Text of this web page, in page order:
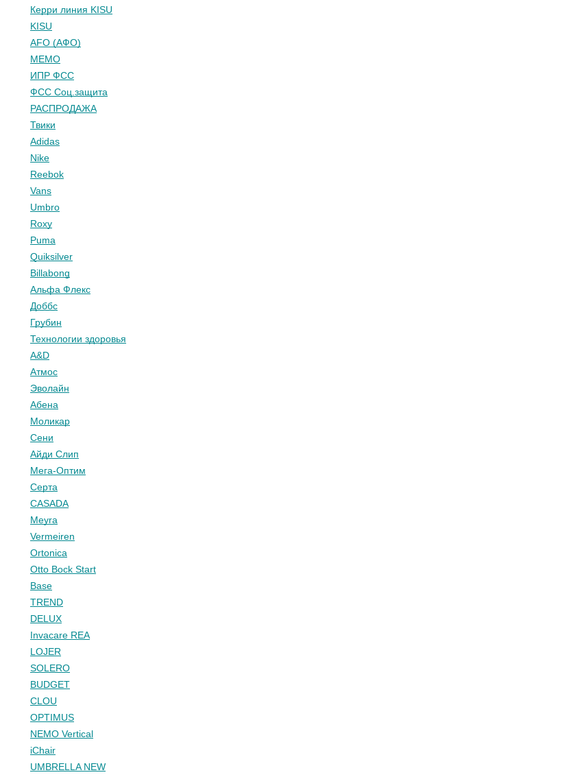
Керри линия KISU
KISU
AFO (АФО)
МЕМО
ИПР ФСС
ФСС Соц.защита
РАСПРОДАЖА
Твики
Adidas
Nike
Reebok
Vans
Umbro
Roxy
Puma
Quiksilver
Billabong
Альфа Флекс
Доббс
Грубин
Технологии здоровья
A&D
Атмос
Эволайн
Абена
Моликар
Сени
Айди Слип
Мега-Оптим
Серта
CASADA
Meyra
Vermeiren
Ortonica
Otto Bock Start
Base
TREND
DELUX
Invacare REA
LOJER
SOLERO
BUDGET
CLOU
OPTIMUS
NEMO Vertical
iChair
UMBRELLA NEW